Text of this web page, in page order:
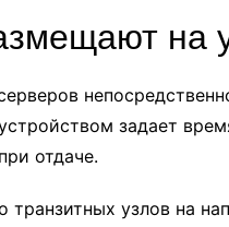
на
задает
отдаче.
транзитных узлов на